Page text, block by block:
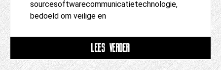
sourcesoftwarecommunicatietechnologie,
bedoeld om veilige en
LEES VERDER